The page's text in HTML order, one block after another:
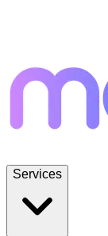
Services